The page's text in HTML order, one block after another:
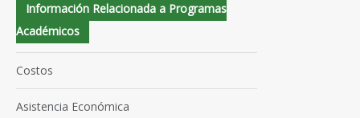
Información Relacionada a Programas
Académicos
Costos
Asistencia Económica